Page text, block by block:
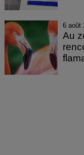
6 août
Au